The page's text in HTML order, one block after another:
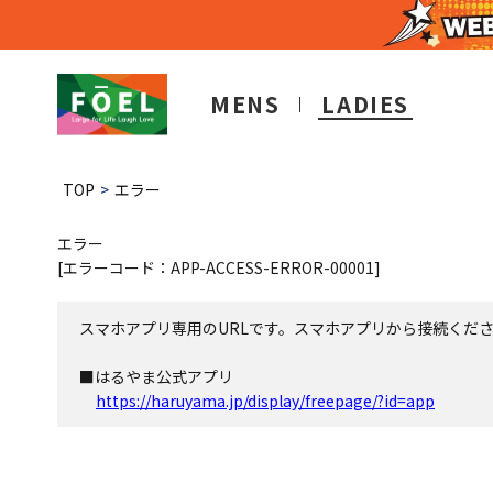
MENS LADIES
TOP エラー
エラー
[エラーコード：APP-ACCESS-ERROR-00001]
スマホアプリ専用のURLです。スマホアプリから接続くだ
■はるやま公式アプリ
https://haruyama.jp/display/freepage/?id=app